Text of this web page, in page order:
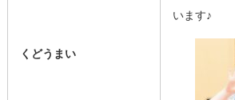
くどうまい
います♪